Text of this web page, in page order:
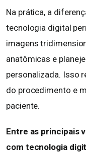
Na prática, a
tecnologia digital
imagens
anatômicas e
personalizada. Isso
do procedimento e
paciente.
Entre as principais
com tecnologia